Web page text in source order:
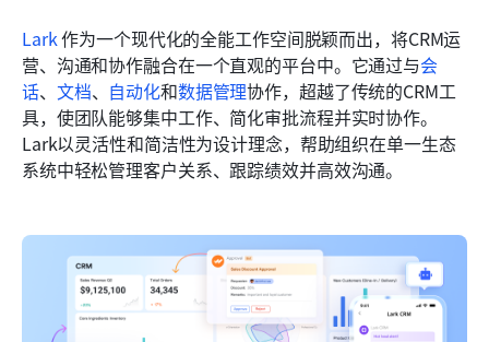
Lark 作为一个现代化的全能工作空间脱颖而出，将CRM运
营、沟通和协作融合在一个直观的平台中。它通过与会
话、 文档、 自动化和数据管理协作，超越了传统的CRM工
具，使团队能够集中工作、简化审批流程并实时协作。
Lark以灵活性和简洁性为设计理念，帮助组织在单一生态
系统中轻松管理客户关系、跟踪绩效并高效沟通。